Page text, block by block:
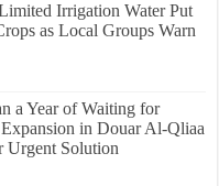
Irrigation Water Put
as Local Groups Warn
a Year of Waiting for
in Douar Al-Qliaa
Urgent Solution